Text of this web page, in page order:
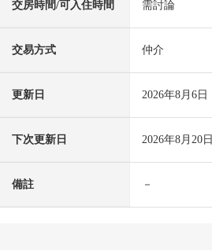
交房時間/可入住時間 需討論
交易方式 仲介
更新日 2026年8月6日
下次更新日 2026年8月20日
備註 －